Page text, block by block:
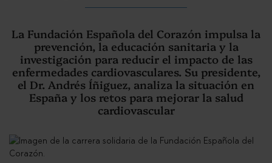
La Fundación Española del Corazón impulsa la
prevención, la educación sanitaria y la
investigación para reducir el impacto de las
enfermedades cardiovasculares. Su presidente,
el Dr. Andrés Íñiguez, analiza la situación en
España y los retos para mejorar la salud
cardiovascular